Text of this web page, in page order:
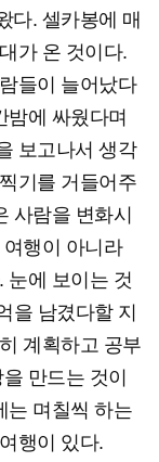
다. 셀카봉에 매
가 온 것이다.
들이 늘어났다
밤에 싸웠다며
보고나서 생각
기를 거들어주
사람을 변화시
행이 아니라
눈에 보이는 것
을 남겼다할 지
계획하고 공부
만드는 것이
는 며칠씩 하는
행이 있다.